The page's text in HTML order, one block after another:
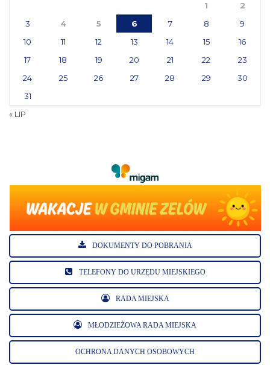
1
2
3
4 5 6 7 8
9
10
11 12 13 14 15
16
17
18 19 20 21 22
23
24
25 26 27 28 29
30
31
« LIP
DOKUMENTY DO POBRANIA
TELEFONY DO URZĘDU MIEJSKIEGO
RADA MIEJSKA
MŁODZIEŻOWA RADA MIEJSKA
OCHRONA DANYCH OSOBOWYCH